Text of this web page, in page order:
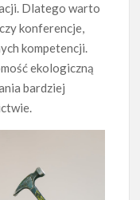
Dlatego warto
konferencje,
kompetencji.
ekologiczną
bardziej